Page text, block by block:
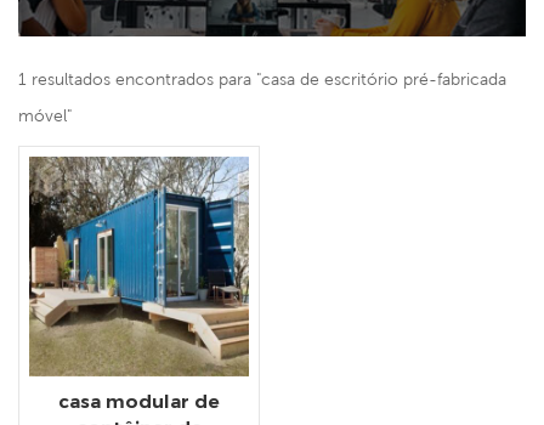
1 resultados encontrados para "casa de escritório pré-fabricada
móvel"
casa modular de